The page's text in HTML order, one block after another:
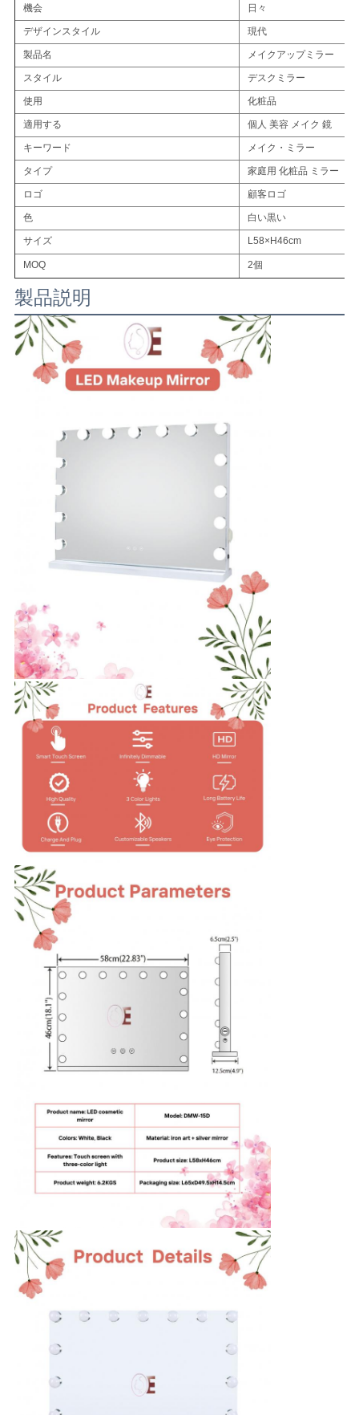
ュ
ー
す
べ
て
の
場
合
見
ラ
イ
バ
シ
シ
ー
規
機会 日々
デザインスタイル 現代
製品名 メイクアップミラー
スタイル デスクミラー
使用 化粧品
適用する 個人 美容 メイク 鏡
キーワード メイク・ミラー
タイプ 家庭用 化粧品 ミラー
ロゴ 顧客ロゴ
色 白い黒い
サイズ L58×H46cm
MOQ 2個
製品説明